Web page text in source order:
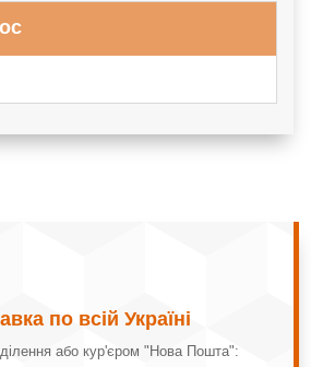
по всій Україні
або кур'єром "Нова Пошта":